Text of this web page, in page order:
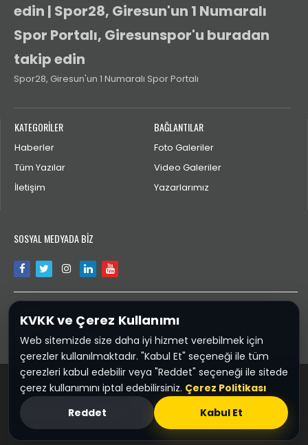
KVKK ve Çerez Kullanımı
Web sitemizde size daha iyi hizmet verebilmek için
çerezler kullanılmaktadır. "Kabul Et" seçeneği ile tüm
çerezleri kabul edebilir veya "Reddet" seçeneği ile sitede
çerez kullanımını iptal edebilirsiniz. Çerez Politikası
Reddet
Kabul Et
edin | Spor28, Giresun'un 1 Numaralı
Spor Portalı, Giresunspor'u buradan
takip edin
Spor28, Giresun'un 1 Numaralı Spor Portalı
KATEGORİLER
Haberler
Tüm Yazılar
İletişim
BAĞLANTILAR
Foto Galeriler
Video Galeriler
Yazarlarımız
SOSYAL MEDYADA BİZ
İLETİŞİM
Spor28.COM
KVKK ve Çerez Politikası
Sponsor : Giresun Firma Rehberi